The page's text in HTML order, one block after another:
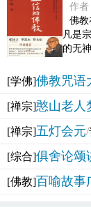
作者
佛教
凡是
的无
[学佛]佛教咒语
[禅宗]憨山老人
[禅宗]五灯会元/
[综合]俱舍论颂
[佛教]百喻故事